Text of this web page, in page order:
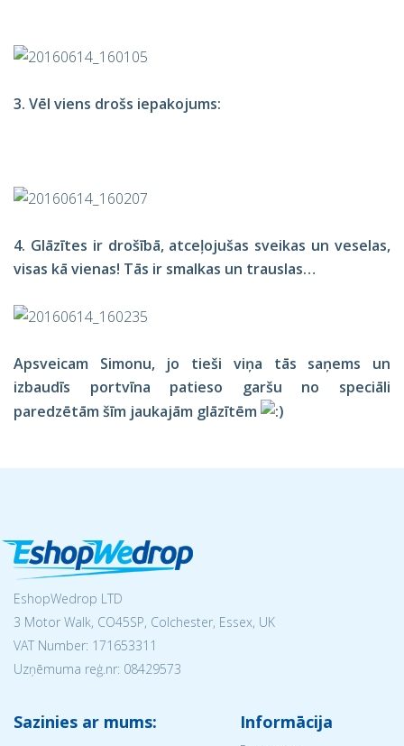
3. Vēl viens drošs iepakojums:
4. Glāzītes ir drošībā, atceļojušas sveikas un veselas,
visas kā vienas! Tās ir smalkas un trauslas…
Apsveicam Simonu, jo tieši viņa tās saņems un
izbaudīs portvīna patieso garšu no speciāli
paredzētām šīm jaukajām glāzītēm
EshopWedrop LTD
3 Motor Walk, CO45SP, Colchester, Essex, UK
VAT Number: 171653311
Uzņēmuma reģ.nr: 08429573
Sazinies ar mums: Informācija